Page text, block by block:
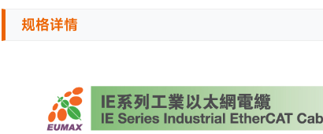
规格详情